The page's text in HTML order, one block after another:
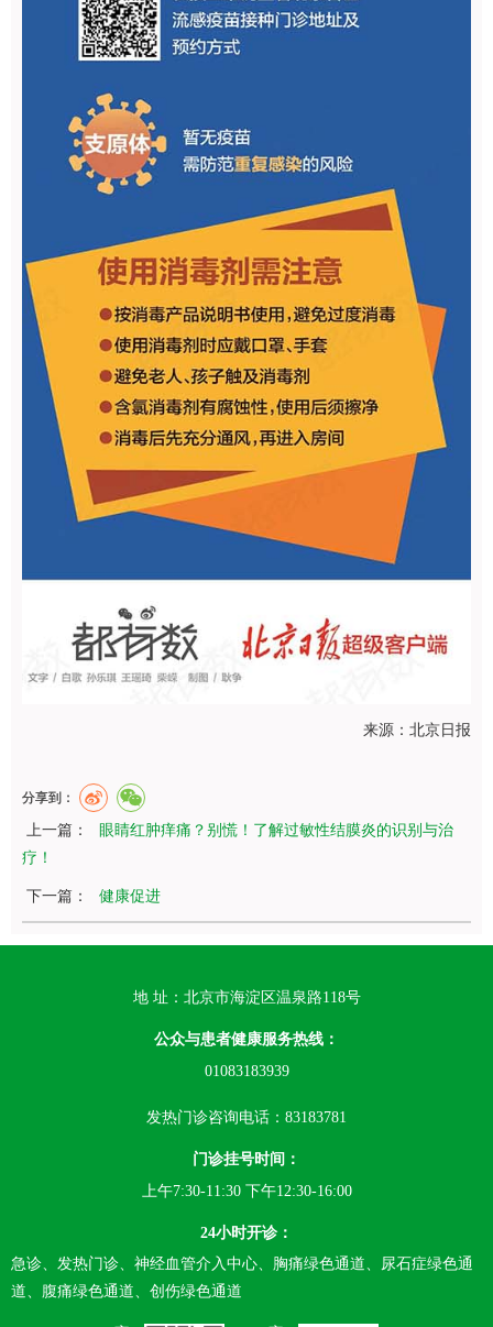
来源：北京日报
分享到：
上一篇：
眼睛红肿痒痛？别慌！了解过敏性结膜炎的识别与治
疗！
下一篇： 健康促进
地 址：北京市海淀区温泉路118号
公众与患者健康服务热线：
01083183939
发热门诊咨询电话：83183781
门诊挂号时间：
上午7:30-11:30 下午12:30-16:00
24小时开诊：
急诊、发热门诊、神经血管介入中心、胸痛绿色通道、尿石症绿色通
道、腹痛绿色通道、创伤绿色通道